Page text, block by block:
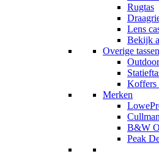
Rugtas
Lens
Bekijk
Overige
Merken
B&W
Peak